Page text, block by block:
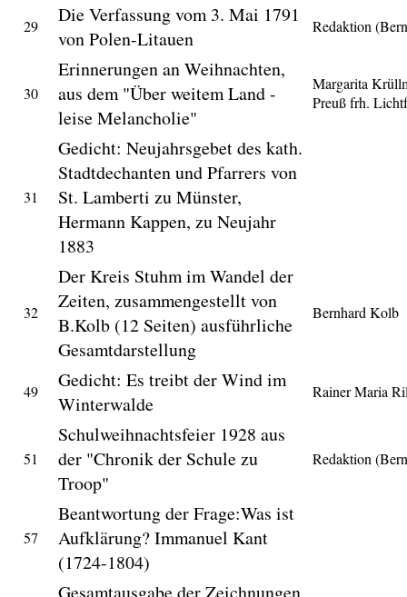
29
Die Verfassung vom 3. Mai 1791
von Polen-Litauen
Redaktion
30
Erinnerungen an Weihnachten,
aus dem "Über weitem Land -
leise Melancholie"
Margarita
Preuß frh.
31
Gedicht: Neujahrsgebet des kath.
Stadtdechanten und Pfarrers von
St. Lamberti zu Münster,
Hermann Kappen, zu Neujahr
1883
32
Der Kreis Stuhm im Wandel der
Zeiten, zusammengestellt von
B.Kolb (12 Seiten) ausführliche
Gesamtdarstellung
Bernhard Kolb
49
Gedicht: Es treibt der Wind im
Winterwalde
Rainer Maria
51
Schulweihnachtsfeier 1928 aus
der "Chronik der Schule zu
Troop"
Redaktion
57
Beantwortung der Frage:Was ist
Aufklärung? Immanuel Kant
(1724-1804)
Gesamtausgabe der Zeichnungen